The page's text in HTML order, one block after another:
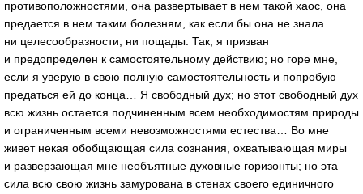
противоположностями, она развертывает в нем такой хаос, она
предается в нем таким болезням, как если бы она не знала
ни целесообразности, ни пощады. Так, я призван
и предопределен к самостоятельному действию; но горе мне,
если я уверую в свою полную самостоятельность и попробую
предаться ей до конца… Я свободный дух; но этот свободный дух
всю жизнь остается подчиненным всем необходимостям природы
и ограниченным всеми невозможностями естества… Во мне
живет некая обобщающая сила сознания, охватывающая миры
и разверзающая мне необъятные духовные горизонты; но эта
сила всю свою жизнь замурована в стенах своего единичного